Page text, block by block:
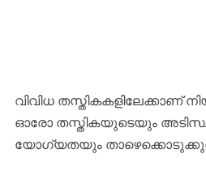
​വിവിധ തസ്തികകളിലേക്കാണ്
ഓരോ തസ്തികയുടെയും
യോഗ്യതയും